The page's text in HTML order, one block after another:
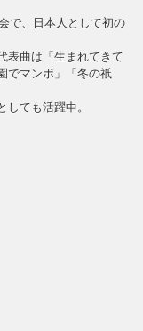
で、日本人として初の
表曲は「生まれてきて
でマンボ」「冬の祇
ても活躍中。